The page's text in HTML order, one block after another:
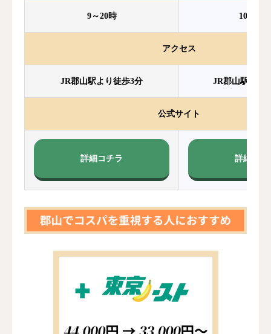
9～20時 10～20
アクセス
JR郡山駅より徒歩3分 JR郡山駅より
公式サイト
詳細コチラ 詳細コチ